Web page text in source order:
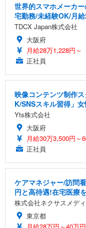
世界的スマホメーカ
宅勤務/未経験OK/月
TDCX Japan株式会社
大阪府
月給28万1,228円～
正社員
映像コンテンツ制作
K/SNSスキル習得」
Yts株式会社
大阪府
月給30万3,500円～
正社員
ケアマネジャー/訪問
円と高待遇!在宅医療
株式会社ネクサスメデ
東京都